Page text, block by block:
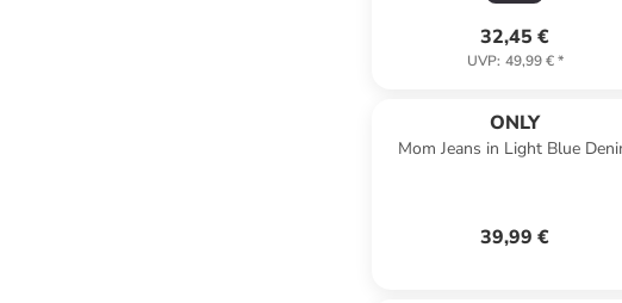
32,45 €
UVP: 49,99 €*
ONLY
Mom Jeans in Light Blue
39,99 €